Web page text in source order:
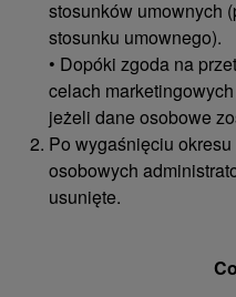
stosunków umownych
stosunku umownego).
• Dopóki zgoda na
celach
jeżeli dane osobowe
Po wygaśnięciu
osobowych
usunięte.